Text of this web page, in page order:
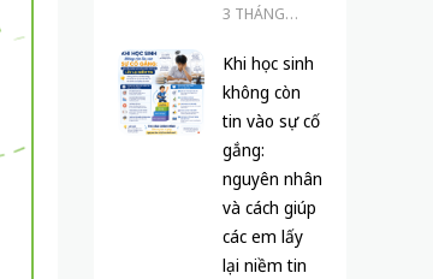
3 THÁNG
Khi học sinh
không còn
tin vào sự cố
gắng:
nguyên nhân
và cách giúp
các em lấy
lại niềm tin